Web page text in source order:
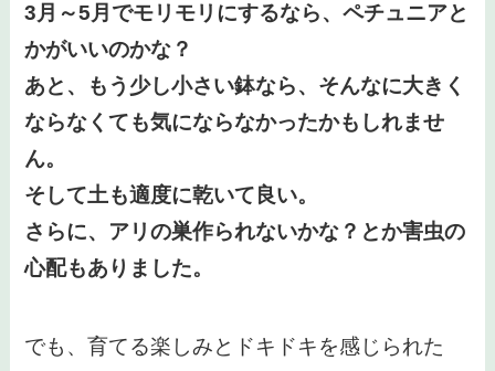
3月～5月でモリモリにするなら、ペチュニアと
かがいいのかな？
あと、もう少し小さい鉢なら、そんなに大きく
ならなくても気にならなかったかもしれませ
ん。
そして土も適度に乾いて良い。
さらに、アリの巣作られないかな？とか害虫の
心配もありました。
でも、育てる楽しみとドキドキを感じられた